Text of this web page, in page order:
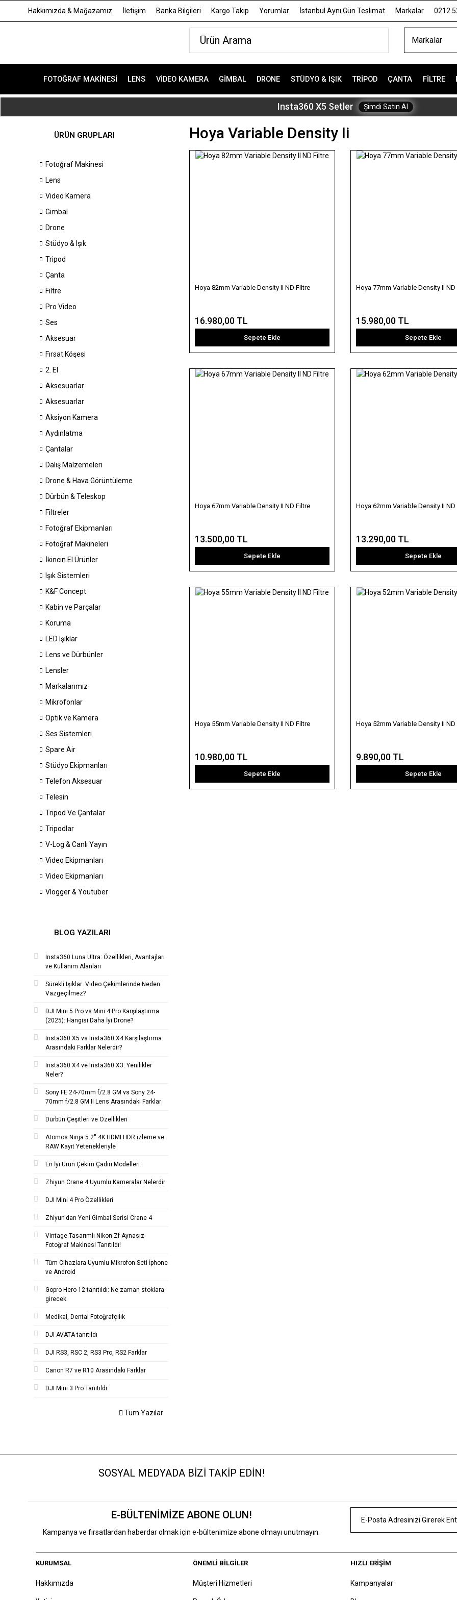
Hakkımızda & Mağazamız İletişim Banka Bilgileri Kargo Takip Yorumlar İstanbul Aynı Gün Teslimat Markalar 0212
Markalar
FOTOĞRAF MAKINESI LENS VIDEO KAMERA GIMBAL DRONE STÜDYO & IŞIK TRIPOD ÇANTA FILTRE
Insta360 X5 Setler Şimdi Satın Al
ÜRÜN GRUPLARI
Fotoğraf Makinesi
Lens
Video Kamera
Gimbal
Drone
Stüdyo & Işık
Tripod
Çanta
Filtre
Pro Video
Ses
Aksesuar
Fırsat Köşesi
2. El
Aksesuarlar
Aksesuarlar
Aksiyon Kamera
Aydınlatma
Çantalar
Dalış Malzemeleri
Drone & Hava Görüntüleme
Dürbün & Teleskop
Filtreler
Fotoğraf Ekipmanları
Fotoğraf Makineleri
İkincin El Ürünler
Işık Sistemleri
K&F Concept
Kabin ve Parçalar
Koruma
LED Işıklar
Lens ve Dürbünler
Lensler
Markalarımız
Mikrofonlar
Optik ve Kamera
Ses Sistemleri
Spare Air
Stüdyo Ekipmanları
Telefon Aksesuar
Telesin
Tripod Ve Çantalar
Tripodlar
V-Log & Canlı Yayın
Video Ekipmanları
Video Ekipmanları
Vlogger & Youtuber
BLOG YAZILARI
Insta360 Luna Ultra: Özellikleri, Avantajları
ve Kullanım Alanları
Sürekli Işıklar: Video Çekimlerinde Neden
Vazgeçilmez?
DJI Mini 5 Pro vs Mini 4 Pro Karşılaştırma
(2025): Hangisi Daha İyi Drone?
Insta360 X5 vs Insta360 X4 Karşılaştırma:
Arasındaki Farklar Nelerdir?
Insta360 X4 ve Insta360 X3: Yenilikler
Neler?
Sony FE 24-70mm f/2.8 GM vs Sony 24-
70mm f/2.8 GM II Lens Arasındaki Farklar
Dürbün Çeşitleri ve Özellikleri
Atomos Ninja 5.2'' 4K HDMI HDR izleme ve
RAW Kayıt Yetenekleriyle
En İyi Ürün Çekim Çadırı Modelleri
Zhiyun Crane 4 Uyumlu Kameralar Nelerdir
DJI Mini 4 Pro Özellikleri
Zhiyun'dan Yeni Gimbal Serisi Crane 4
Vintage Tasarımlı Nikon Zf Aynasız
Fotoğraf Makinesi Tanıtıldı!
Tüm Cihazlara Uyumlu Mikrofon Seti İphone
ve Android
Gopro Hero 12 tanıtıldı: Ne zaman stoklara
girecek
Medikal, Dental Fotoğrafçılık
DJI AVATA tanıtıldı
DJI RS3, RSC 2, RS3 Pro, RS2 Farklar
Canon R7 ve R10 Arasındaki Farklar
DJI Mini 3 Pro Tanıtıldı
Tüm Yazılar
Hoya Variable Density Ii
Hoya 82mm Variable Density II ND Filtre
16.980,00 TL
Sepete Ekle
Hoya 77mm Variable Density II ND
15.980,00 TL
Sepete Ekle
Hoya 67mm Variable Density II ND Filtre
13.500,00 TL
Sepete Ekle
Hoya 62mm Variable Density II ND
13.290,00 TL
Sepete Ekle
Hoya 55mm Variable Density II ND Filtre
10.980,00 TL
Sepete Ekle
Hoya 52mm Variable Density II ND
9.890,00 TL
Sepete Ekle
SOSYAL MEDYADA BİZİ TAKİP EDİN!
E-BÜLTENİMİZE ABONE OLUN!
Kampanya ve fırsatlardan haberdar olmak için e-bültenimize abone olmayı unutmayın.
KURUMSAL
Hakkımızda
ÖNEMLİ BİLGİLER
Müşteri Hizmetleri
HIZLI ERİŞİM
Kampanyalar